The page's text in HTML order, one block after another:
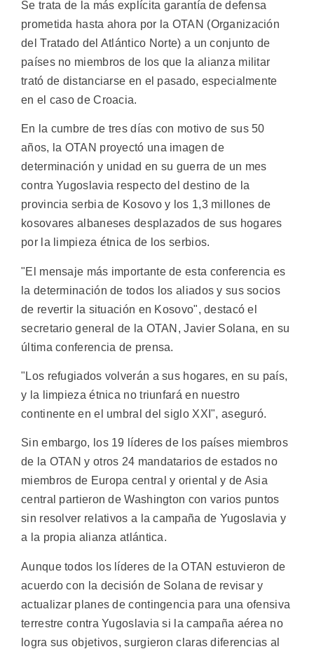
Se trata de la más explícita garantía de defensa
prometida hasta ahora por la OTAN (Organización
del Tratado del Atlántico Norte) a un conjunto de
países no miembros de los que la alianza militar
trató de distanciarse en el pasado, especialmente
en el caso de Croacia.
En la cumbre de tres días con motivo de sus 50
años, la OTAN proyectó una imagen de
determinación y unidad en su guerra de un mes
contra Yugoslavia respecto del destino de la
provincia serbia de Kosovo y los 1,3 millones de
kosovares albaneses desplazados de sus hogares
por la limpieza étnica de los serbios.
"El mensaje más importante de esta conferencia es
la determinación de todos los aliados y sus socios
de revertir la situación en Kosovo", destacó el
secretario general de la OTAN, Javier Solana, en su
última conferencia de prensa.
"Los refugiados volverán a sus hogares, en su país,
y la limpieza étnica no triunfará en nuestro
continente en el umbral del siglo XXI", aseguró.
Sin embargo, los 19 líderes de los países miembros
de la OTAN y otros 24 mandatarios de estados no
miembros de Europa central y oriental y de Asia
central partieron de Washington con varios puntos
sin resolver relativos a la campaña de Yugoslavia y
a la propia alianza atlántica.
Aunque todos los líderes de la OTAN estuvieron de
acuerdo con la decisión de Solana de revisar y
actualizar planes de contingencia para una ofensiva
terrestre contra Yugoslavia si la campaña aérea no
logra sus objetivos, surgieron claras diferencias al